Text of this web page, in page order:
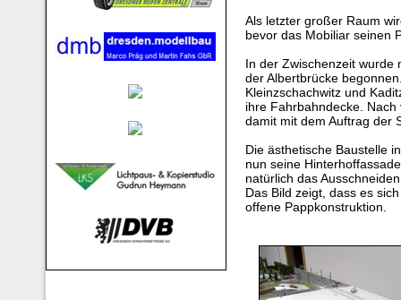
Als letzter großer Raum
bevor das Mobiliar seinen
In der Zwischenzeit wurde
der Albertbrücke
Kleinzschachwitz und
ihre Fahrbahndecke.
damit mit dem Auftrag der
Die ästhetische Baustelle
nun seine
natürlich das
Das Bild zeigt, dass es
offene Pappkonstruktion.